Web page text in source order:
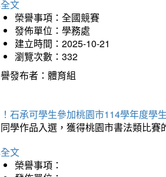
文
榮譽事項：全國競賽
發佈單位：學務處
建立時間：2025-10-21
瀏覽次數：332
發布者：體育組
石承可學生參加桃園市114學年度學
學作品入選，獲得桃園市書法類比
文
榮譽事項：